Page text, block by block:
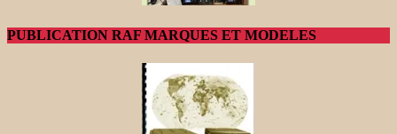
PUBLICATION RAF MARQUES ET MODELES